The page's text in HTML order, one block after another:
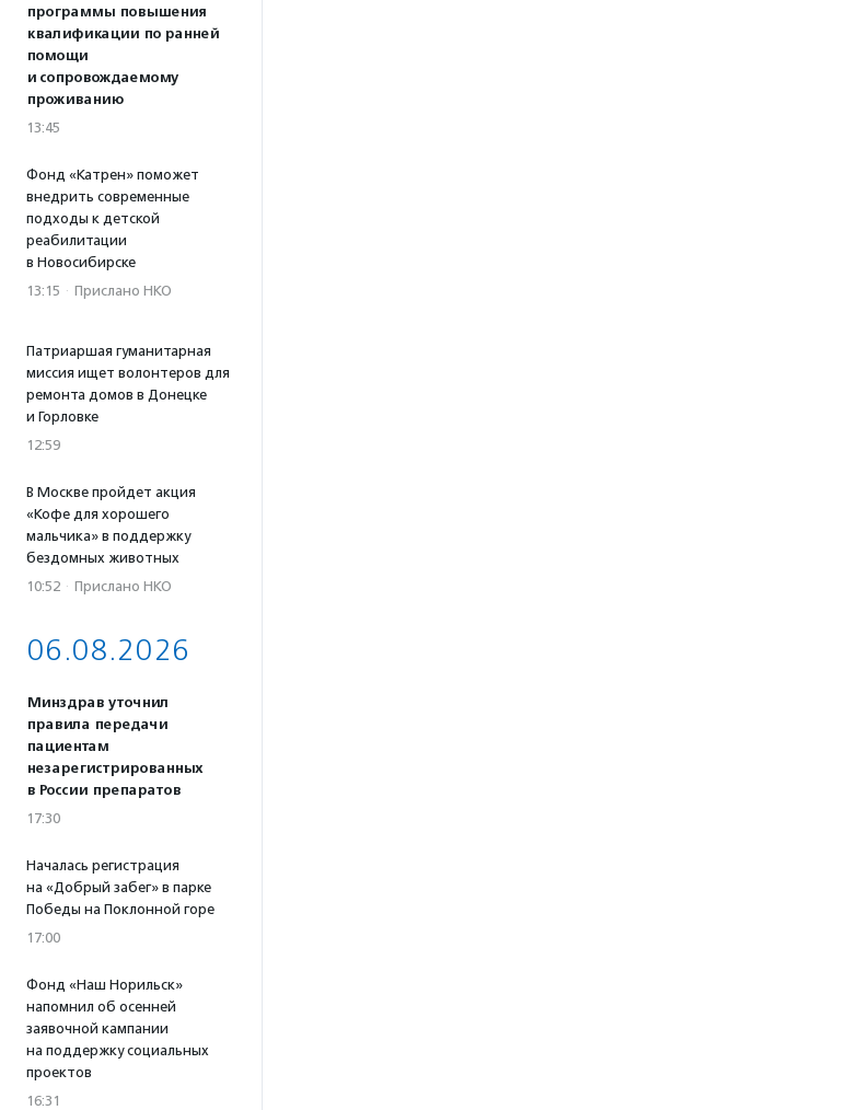
программы повышения
квалификации по ранней
помощи
и сопровождаемому
проживанию
13:45
Фонд «Катрен» поможет
внедрить современные
подходы к детской
реабилитации
в Новосибирске
13:15 · Прислано НКО
Патриаршая гуманитарная
миссия ищет волонтеров для
ремонта домов в Донецке
и Горловке
12:59
В Москве пройдет акция
«Кофе для хорошего
мальчика» в поддержку
бездомных животных
10:52 · Прислано НКО
06.08.2026
Минздрав уточнил
правила передачи
пациентам
незарегистрированных
в России препаратов
17:30
Началась регистрация
на «Добрый забег» в парке
Победы на Поклонной горе
17:00
Фонд «Наш Норильск»
напомнил об осенней
заявочной кампании
на поддержку социальных
проектов
16:31